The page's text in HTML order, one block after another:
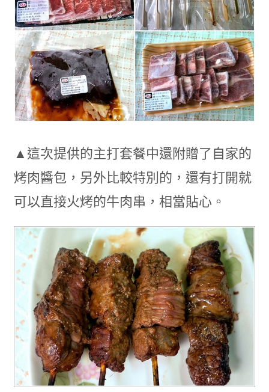
▲這次提供的主打套餐中還附贈了自家的
烤肉醬包，另外比較特別的，還有打開就
可以直接火烤的牛肉串，相當貼心。